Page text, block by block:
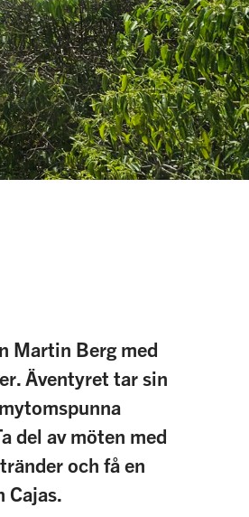
Martin Berg med
Äventyret tar sin
del av möten med
och få en
Cajas.